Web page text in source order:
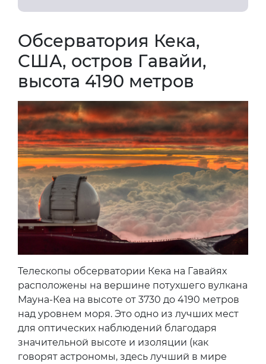
Обсерватория Кека,
США, остров Гавайи,
высота 4190 метров
Телескопы обсерватории Кека на Гавайях
расположены на вершине потухшего вулкана
Мауна-Кеа на высоте от 3730 до 4190 метров
над уровнем моря. Это одно из лучших мест
для оптических наблюдений благодаря
значительной высоте и изоляции (как
говорят астрономы, здесь лучший в мире